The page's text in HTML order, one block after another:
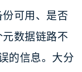
份可用、是否
数据链路不
的信息。大分